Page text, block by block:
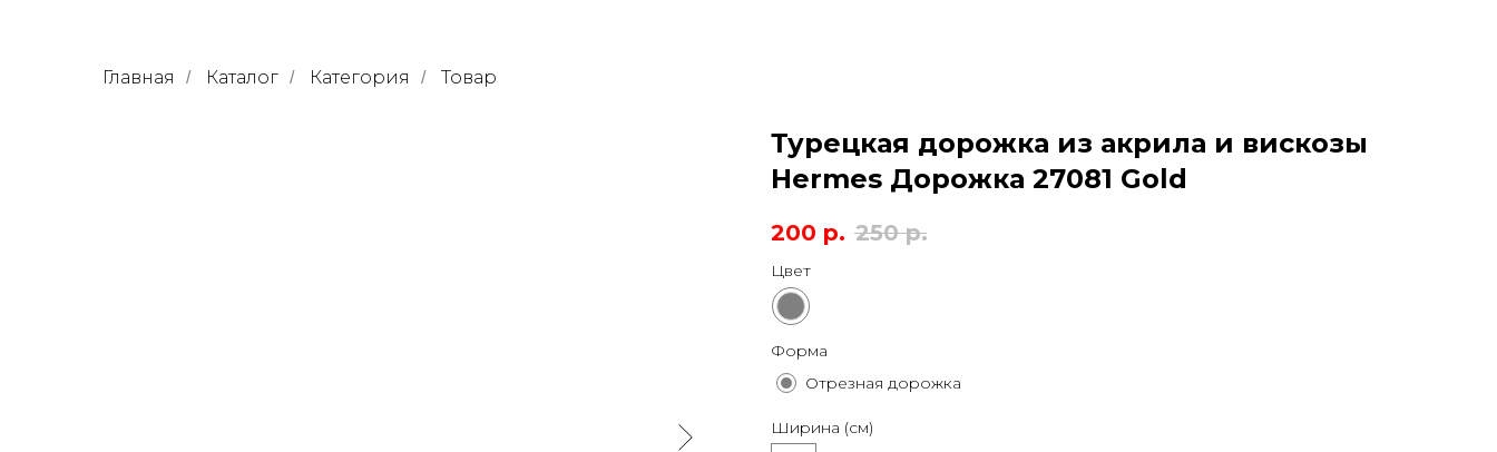
Главная / Каталог / Категория / Товар
Турецкая дорожка из акрила и вискозы
Hermes Дорожка 27081 Gold
200 р. 250 р.
Цвет
Форма
Отрезная дорожка
Ширина (см)